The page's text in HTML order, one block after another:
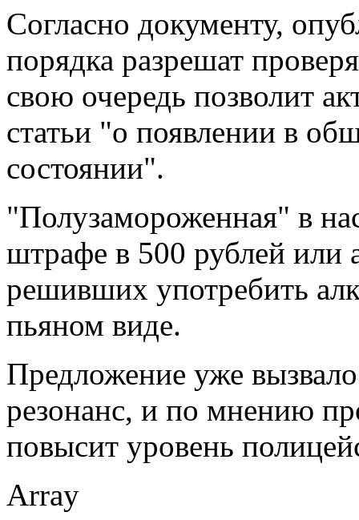
Согласно документу,
порядка разрешат
свою очередь позволит
статьи "о появлении в
состоянии".
"Полузамороженная" в
штрафе в 500 рублей или
решивших употребить
пьяном виде.
Предложение уже
резонанс, и по мнению
повысит уровень
Array